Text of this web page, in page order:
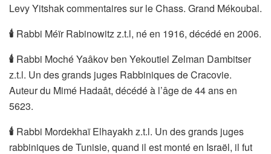
Levy Yitshak commentaires sur le Chass. Grand Mékoubal.
🕯 ️Rabbi Méïr Rabinowitz z.t.l, né en 1916, décédé en 2006.
🕯 ️Rabbi Moché Yaâkov ben Yekoutiel Zelman Dambitser
z.t.l. Un des grands juges Rabbiniques de Cracovie.
Auteur du Mimé Hadaât, décédé à l’âge de 44 ans en
5623.
🕯 ️Rabbi Mordekhaï Elhayakh z.t.l. Un des grands juges
rabbiniques de Tunisie, quand il est monté en Israël, il fut